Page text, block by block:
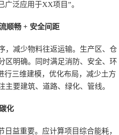
广泛应用于XX项目”。
顺畅 + 安全间距
，减少物料往返运输。生产区、仓
区明确。同时满足消防、安全、环
行三维建模，优化布局，减少土方
主要建筑、道路、绿化、管线。
化
日益重要。应计算项目综合能耗，